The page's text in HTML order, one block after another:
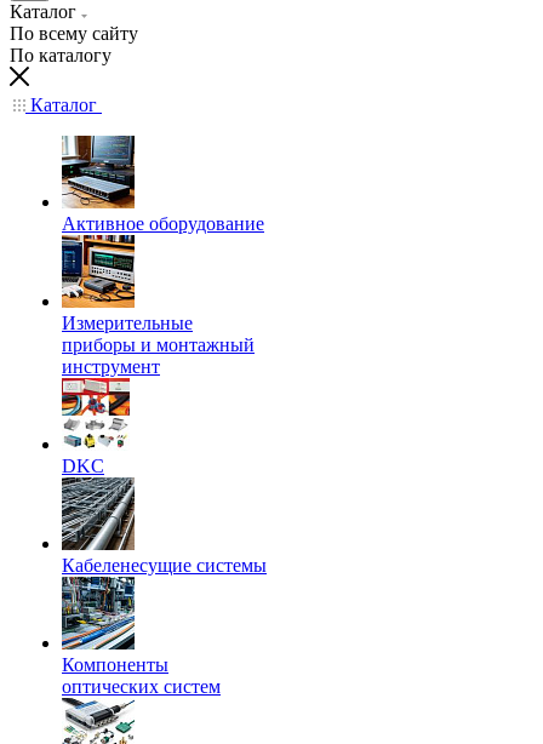
Каталог
По всему сайту
По каталогу
Каталог
Активное оборудование
Измерительные
приборы и монтажный
инструмент
DKC
Кабеленесущие системы
Компоненты
оптических систем